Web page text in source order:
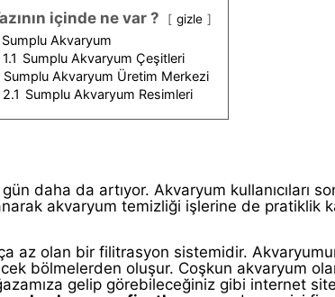
içinde ne var ? gizle
Sumplu Akvaryum
1.1 Sumplu Akvaryum Çeşitleri
Sumplu Akvaryum Üretim Merkezi
2.1 Sumplu Akvaryum Resimleri
daha da artıyor. Akvaryum kullanıcıları
akvaryum temizliği işlerine de pratiklik
az olan bir filitrasyon sistemidir.
bölmelerden oluşur. Coşkun akvaryum
gelip görebileceğiniz gibi internet